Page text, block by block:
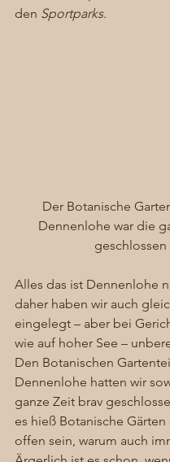
den Sportparks.
Der Botanische
Dennenlohe war die
geschlossen
Alles das ist Dennenlohe
daher haben wir auch
eingelegt – aber bei
wie auf hoher See –
Den Botanischen
Dennenlohe hatten wir
ganze Zeit brav
es hieß Botanische
offen sein, warum auch